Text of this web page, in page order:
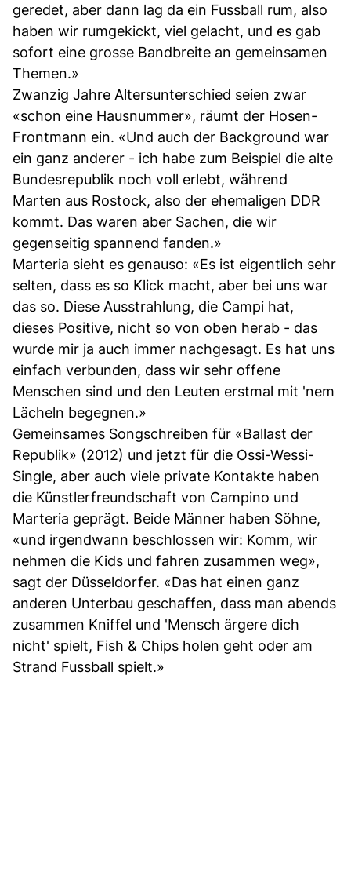
geredet, aber dann lag da ein Fussball rum, also
haben wir rumgekickt, viel gelacht, und es gab
sofort eine grosse Bandbreite an gemeinsamen
Themen.»
Zwanzig Jahre Altersunterschied seien zwar
«schon eine Hausnummer», räumt der Hosen-
Frontmann ein. «Und auch der Background war
ein ganz anderer - ich habe zum Beispiel die alte
Bundesrepublik noch voll erlebt, während
Marten aus Rostock, also der ehemaligen DDR
kommt. Das waren aber Sachen, die wir
gegenseitig spannend fanden.»
Marteria sieht es genauso: «Es ist eigentlich sehr
selten, dass es so Klick macht, aber bei uns war
das so. Diese Ausstrahlung, die Campi hat,
dieses Positive, nicht so von oben herab - das
wurde mir ja auch immer nachgesagt. Es hat uns
einfach verbunden, dass wir sehr offene
Menschen sind und den Leuten erstmal mit 'nem
Lächeln begegnen.»
Gemeinsames Songschreiben für «Ballast der
Republik» (2012) und jetzt für die Ossi-Wessi-
Single, aber auch viele private Kontakte haben
die Künstlerfreundschaft von Campino und
Marteria geprägt. Beide Männer haben Söhne,
«und irgendwann beschlossen wir: Komm, wir
nehmen die Kids und fahren zusammen weg»,
sagt der Düsseldorfer. «Das hat einen ganz
anderen Unterbau geschaffen, dass man abends
zusammen Kniffel und 'Mensch ärgere dich
nicht' spielt, Fish & Chips holen geht oder am
Strand Fussball spielt.»